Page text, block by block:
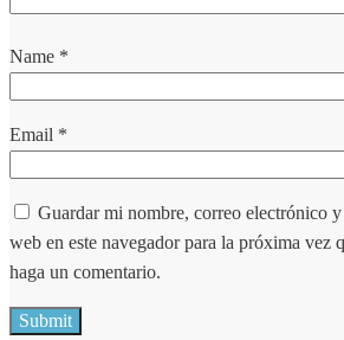
Name *
Email *
Guardar mi nombre, correo electrónico
web en este navegador para la próxima vez
haga un comentario.